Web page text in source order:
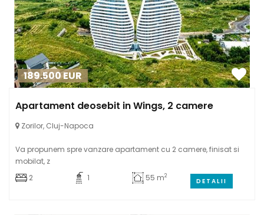
189.500EUR
Apartament deosebit in Wings, 2 camere
Zorilor, Cluj-Napoca
Va propunem spre vanzare apartament cu 2 camere, finisat si
mobilat, z
2
1 55 m2
DETALII